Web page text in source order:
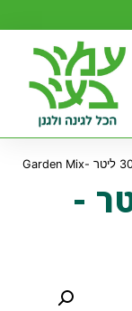
30 ליטר -